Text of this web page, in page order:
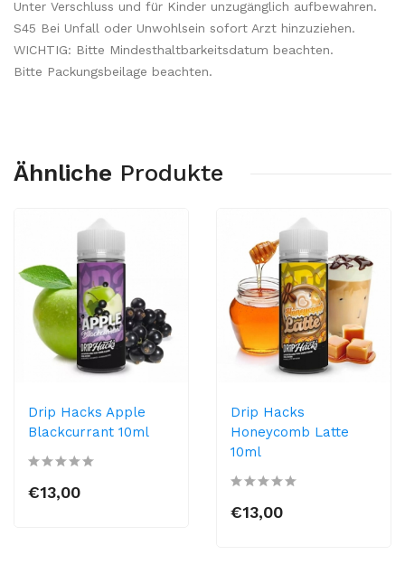
Unter Verschluss und für Kinder unzugänglich aufbewahren.
S45 Bei Unfall oder Unwohlsein sofort Arzt hinzuziehen.
WICHTIG: Bitte Mindesthaltbarkeitsdatum beachten.
Bitte Packungsbeilage beachten.
Ähnliche Produkte
Drip Hacks Apple
Blackcurrant 10ml
€13,00
Drip Hacks
Honeycomb Latte
10ml
€13,00